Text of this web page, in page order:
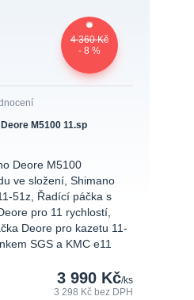
4 360 Kč
- 8 %
M5100 11.sp
Deore M5100
ve složení, Shimano
51z, Řadící páčka s
pro 11 rychlostí,
Deore pro kazetu 11-
SGS a KMC e11
3 990 Kč/ks
3 298 Kč bez DPH